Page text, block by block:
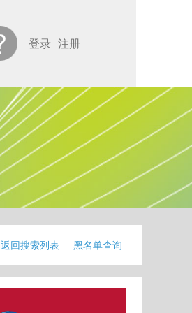
登录 注册
返回搜索列表 黑名单查询